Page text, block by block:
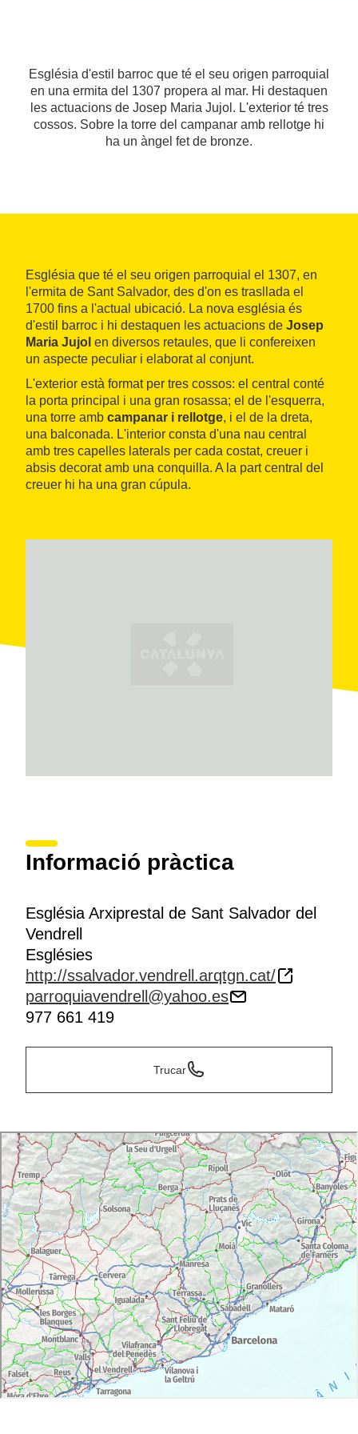
Església d'estil barroc que té el seu origen parroquial
en una ermita del 1307 propera al mar. Hi destaquen
les actuacions de Josep Maria Jujol. L'exterior té tres
cossos. Sobre la torre del campanar amb rellotge hi
ha un àngel fet de bronze.
Església que té el seu origen parroquial el 1307, en
l'ermita de Sant Salvador, des d'on es trasllada el
1700 fins a l'actual ubicació. La nova església és
d'estil barroc i hi destaquen les actuacions de Josep
Maria Jujol en diversos retaules, que li confereixen
un aspecte peculiar i elaborat al conjunt.
L'exterior està format per tres cossos: el central conté
la porta principal i una gran rosassa; el de l'esquerra,
una torre amb campanar i rellotge, i el de la dreta,
una balconada. L'interior consta d'una nau central
amb tres capelles laterals per cada costat, creuer i
absis decorat amb una conquilla. A la part central del
creuer hi ha una gran cúpula.
Informació pràctica
Església Arxiprestal de Sant Salvador del
Vendrell
Esglésies
http://ssalvador.vendrell.arqtgn.cat/
parroquiavendrell@yahoo.es
977 661 419
Trucar